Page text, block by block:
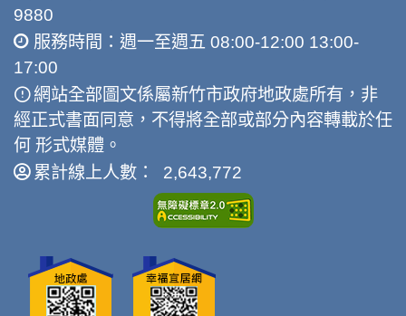
9880
服務時間：週一至週五 08:00-12:00 13:00-
17:00
網站全部圖文係屬新竹市政府地政處所有，非
經正式書面同意，不得將全部或部分內容轉載於任
何 形式媒體。
累計線上人數： 2,643,772